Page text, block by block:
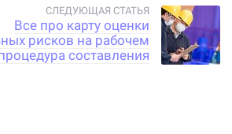
Все про карту оценки
рисков на рабочем
составления